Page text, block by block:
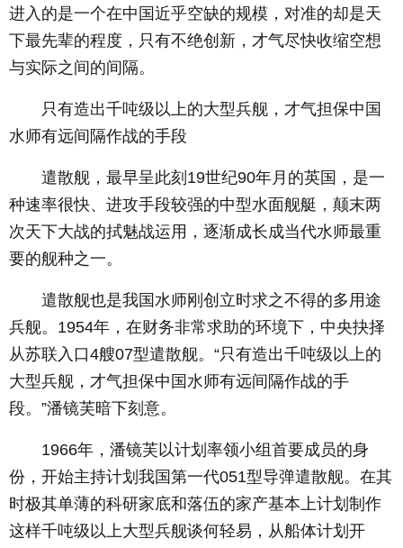
进入的是一个在中国近乎空缺的规模，对准的却是天
下最先辈的程度，只有不绝创新，才气尽快收缩空想
与实际之间的间隔。
只有造出千吨级以上的大型兵舰，才气担保中国
水师有远间隔作战的手段
遣散舰，最早呈此刻19世纪90年月的英国，是一
种速率很快、进攻手段较强的中型水面舰艇，颠末两
次天下大战的拭魅战运用，逐渐成长成当代水师最重
要的舰种之一。
遣散舰也是我国水师刚创立时求之不得的多用途
兵舰。1954年，在财务非常求助的环境下，中央抉择
从苏联入口4艘07型遣散舰。“只有造出千吨级以上的
大型兵舰，才气担保中国水师有远间隔作战的手
段。”潘镜芙暗下刻意。
1966年，潘镜芙以计划率领小组首要成员的身
份，开始主持计划我国第一代051型导弹遣散舰。在其
时极其单薄的科研家底和落伍的家产基本上计划制作
这样千吨级以上大型兵舰谈何轻易，从船体计划开